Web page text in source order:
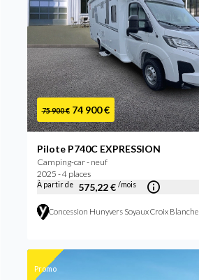
75 900 € 74 900 €
Pilote P740C EXPRESSION
Camping-car - neuf
2025 - 4 places
À partir de 575,22 € /mois
Concession Hunyvers Soyaux Croix Blanche
Promo